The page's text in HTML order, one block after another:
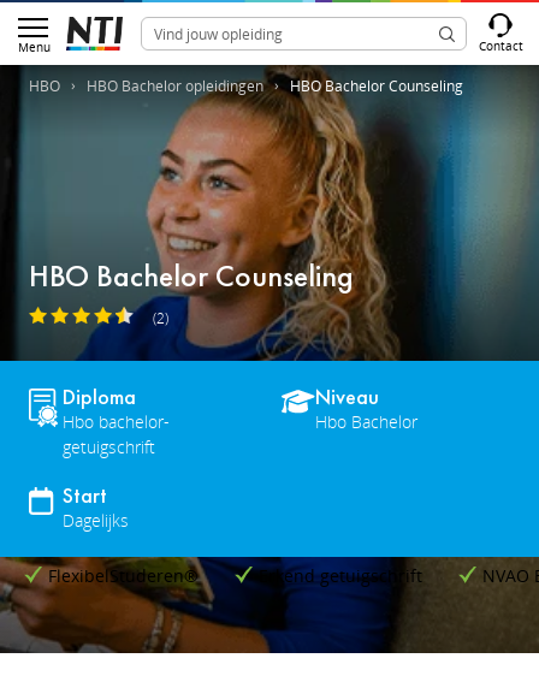
Menu Contact
HBO HBO Bachelor opleidingen HBO Bachelor Counseling
HBO Bachelor Counseling
(2)
Diploma
Hbo bachelor-
getuigschrift
Niveau
Hbo Bachelor
Start
Dagelijks
FlexibelStuderen® Erkend getuigschrift NVAO